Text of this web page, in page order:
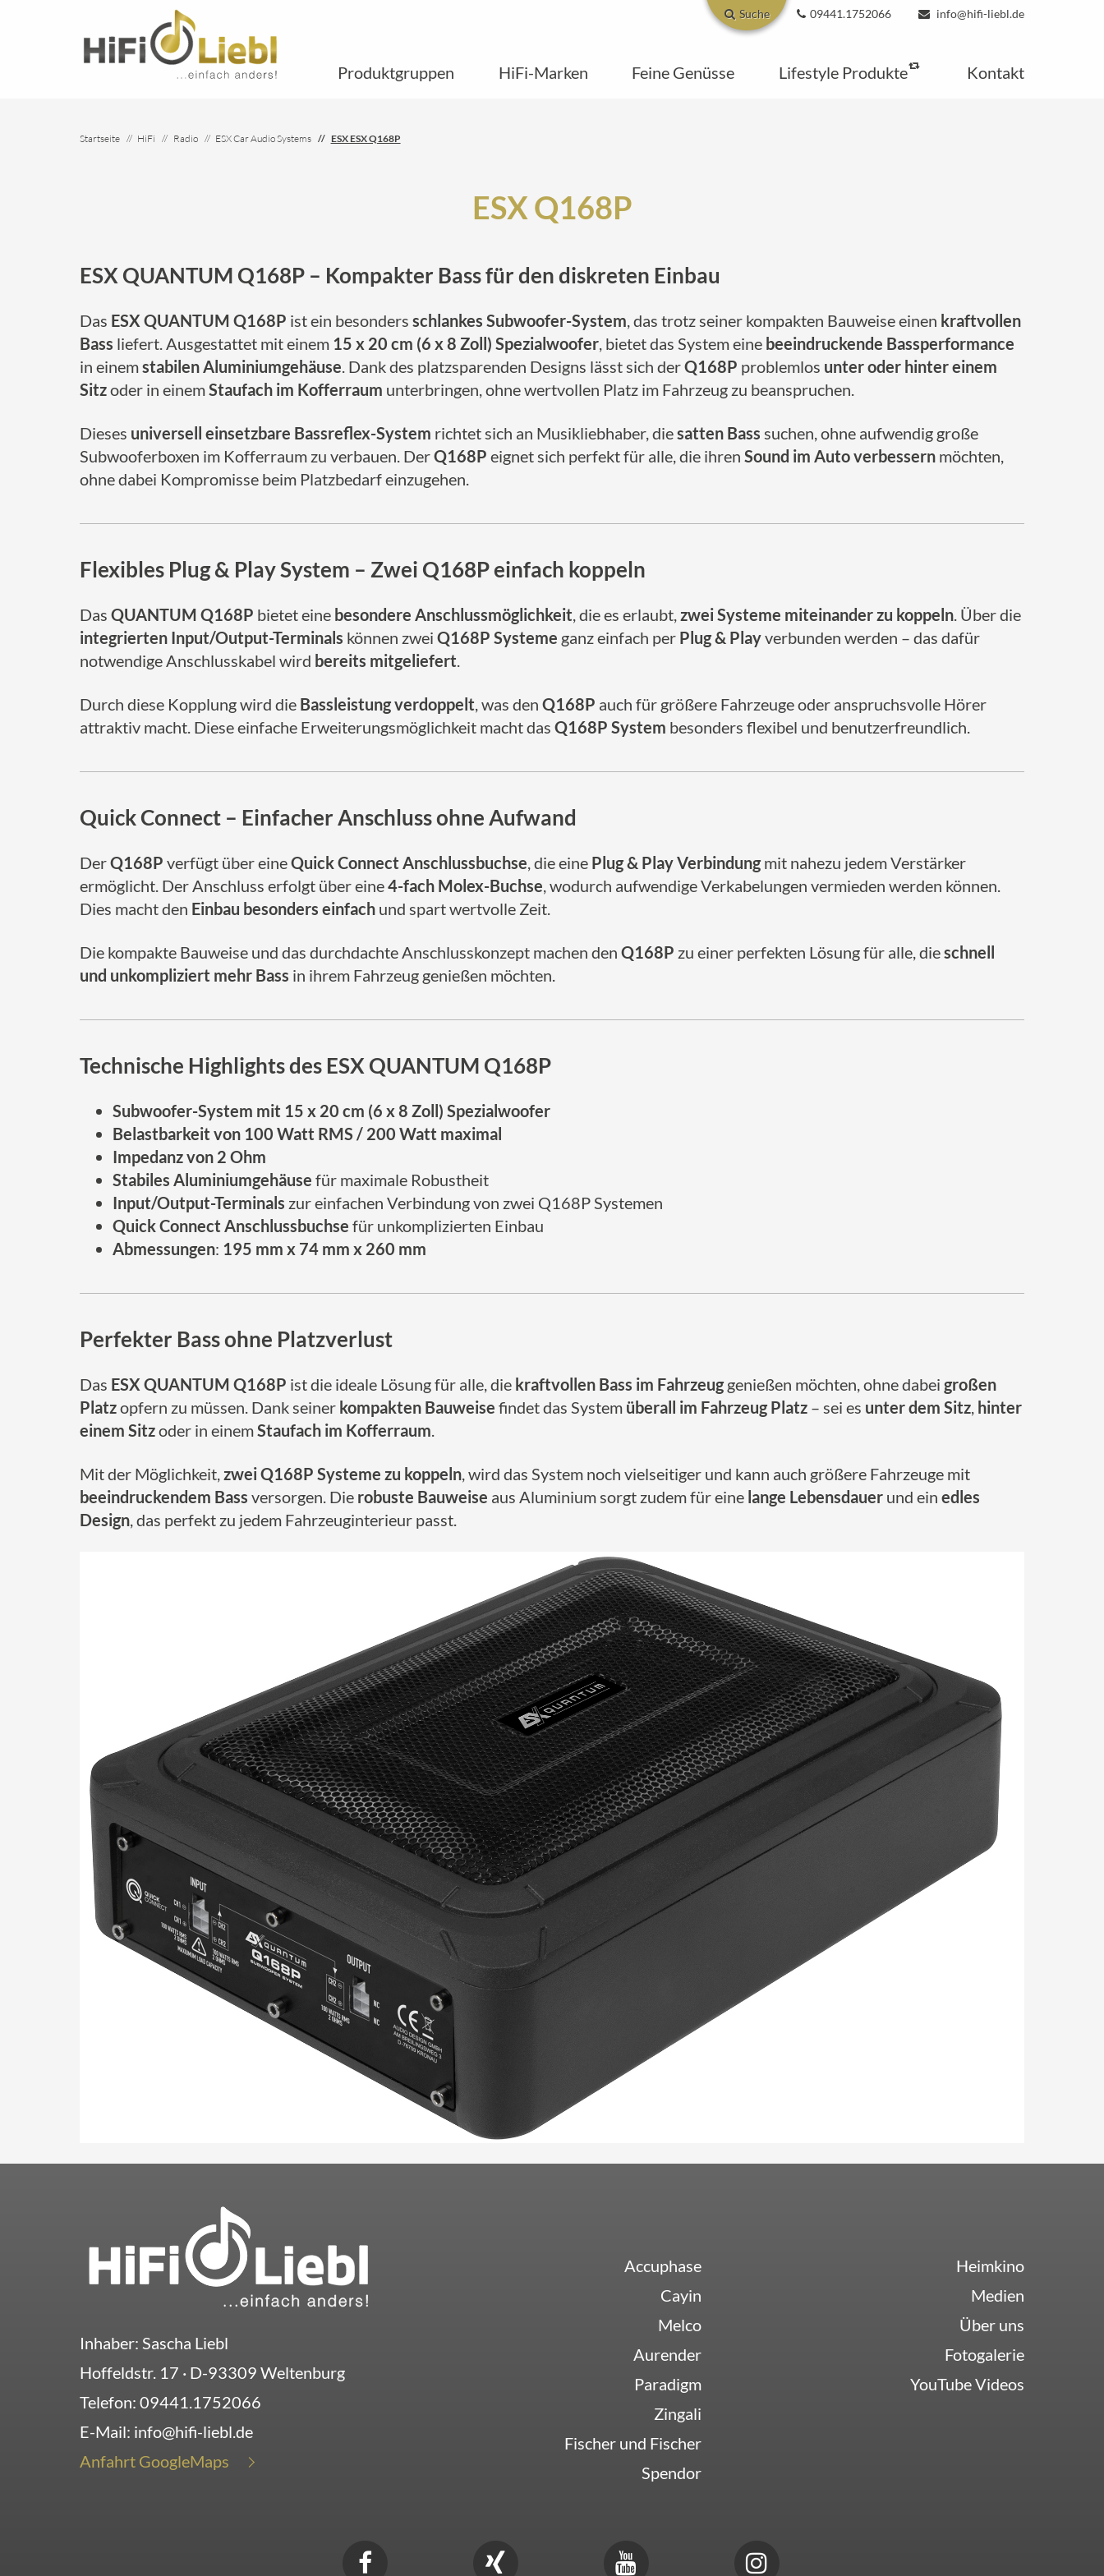
Suche 09441.1752066 info@hifi-liebl.de
Produktgruppen HiFi-Marken Feine Genüsse Lifestyle Produkte Kontakt
Startseite HiFi Radio ESX Car Audio Systems ESX ESX Q168P
ESX Q168P
ESX QUANTUM Q168P – Kompakter Bass für den diskreten Einbau
Das ESX QUANTUM Q168P ist ein besonders schlankes Subwoofer-System, das trotz seiner kompakten Bauweise einen kraftvollen
Bass liefert. Ausgestattet mit einem 15 x 20 cm (6 x 8 Zoll) Spezialwoofer, bietet das System eine beeindruckende Bassperformance
in einemstabilen Aluminiumgehäuse. Dank des platzsparenden Designs lässt sich derQ168P problemlos unter oder hinter einem
Sitzoder in einemStaufach im Kofferraum unterbringen, ohne wertvollen Platz im Fahrzeug zu beanspruchen.
Dieses universell einsetzbare Bassreflex-System richtet sich an Musikliebhaber, diesatten Bass suchen, ohne aufwendig große
Subwooferboxen im Kofferraum zu verbauen. DerQ168P eignet sich perfekt für alle, die ihren Sound im Auto verbessern möchten,
ohne dabei Kompromisse beim Platzbedarf einzugehen.
Flexibles Plug & Play System – Zwei Q168P einfach koppeln
Das QUANTUM Q168P bietet eine besondere Anschlussmöglichkeit, die es erlaubt,zwei Systeme miteinander zu koppeln. Über die
integrierten Input/Output-Terminals können zwei Q168P Systeme ganz einfach per Plug & Playverbunden werden – das dafür
notwendige Anschlusskabel wird bereits mitgeliefert.
Durch diese Kopplung wird die Bassleistung verdoppelt, was den Q168P auch für größere Fahrzeuge oder anspruchsvolle Hörer
attraktiv macht. Diese einfache Erweiterungsmöglichkeit macht das Q168P System besonders flexibel und benutzerfreundlich.
Quick Connect – Einfacher Anschluss ohne Aufwand
DerQ168P verfügt über eineQuick Connect Anschlussbuchse, die eine Plug & Play Verbindungmit nahezu jedem Verstärker
ermöglicht. Der Anschluss erfolgt über eine4-fach Molex-Buchse, wodurch aufwendige Verkabelungen vermieden werden können.
Dies macht den Einbau besonders einfach und spart wertvolle Zeit.
Die kompakte Bauweise und das durchdachte Anschlusskonzept machen den Q168P zu einer perfekten Lösung für alle, dieschnell
und unkompliziert mehr Bass in ihrem Fahrzeug genießen möchten.
Technische Highlights des ESX QUANTUM Q168P
Subwoofer-System mit 15 x 20 cm (6 x 8 Zoll) Spezialwoofer
Belastbarkeit von 100 Watt RMS / 200 Watt maximal
Impedanz von 2 Ohm
Stabiles Aluminiumgehäuse für maximale Robustheit
Input/Output-Terminals zur einfachen Verbindung von zwei Q168P Systemen
Quick Connect Anschlussbuchse für unkomplizierten Einbau
Abmessungen: 195 mm x 74 mm x 260 mm
Perfekter Bass ohne Platzverlust
Das ESX QUANTUM Q168P ist die ideale Lösung für alle, die kraftvollen Bass im Fahrzeuggenießen möchten, ohne dabei großen
Platzopfern zu müssen. Dank seiner kompakten Bauweise findet das System überall im Fahrzeug Platz – sei es unter dem Sitz, hinter
einem Sitzoder in einemStaufach im Kofferraum.
Mit der Möglichkeit,zwei Q168P Systeme zu koppeln, wird das System noch vielseitiger und kann auch größere Fahrzeuge mit
beeindruckendem Bass versorgen. Die robuste Bauweise aus Aluminium sorgt zudem für eine lange Lebensdauer und ein edles
Design, das perfekt zu jedem Fahrzeuginterieur passt.
Inhaber: Sascha Liebl
Hoffeldstr. 17 · D-93309 Weltenburg
Telefon: 09441.1752066
E-Mail: info@hifi-liebl.de
Anfahrt GoogleMaps
Accuphase
Cayin
Melco
Aurender
Paradigm
Zingali
Fischer und Fischer
Spendor
Heimkino
Medien
Über uns
Fotogalerie
YouTube Videos